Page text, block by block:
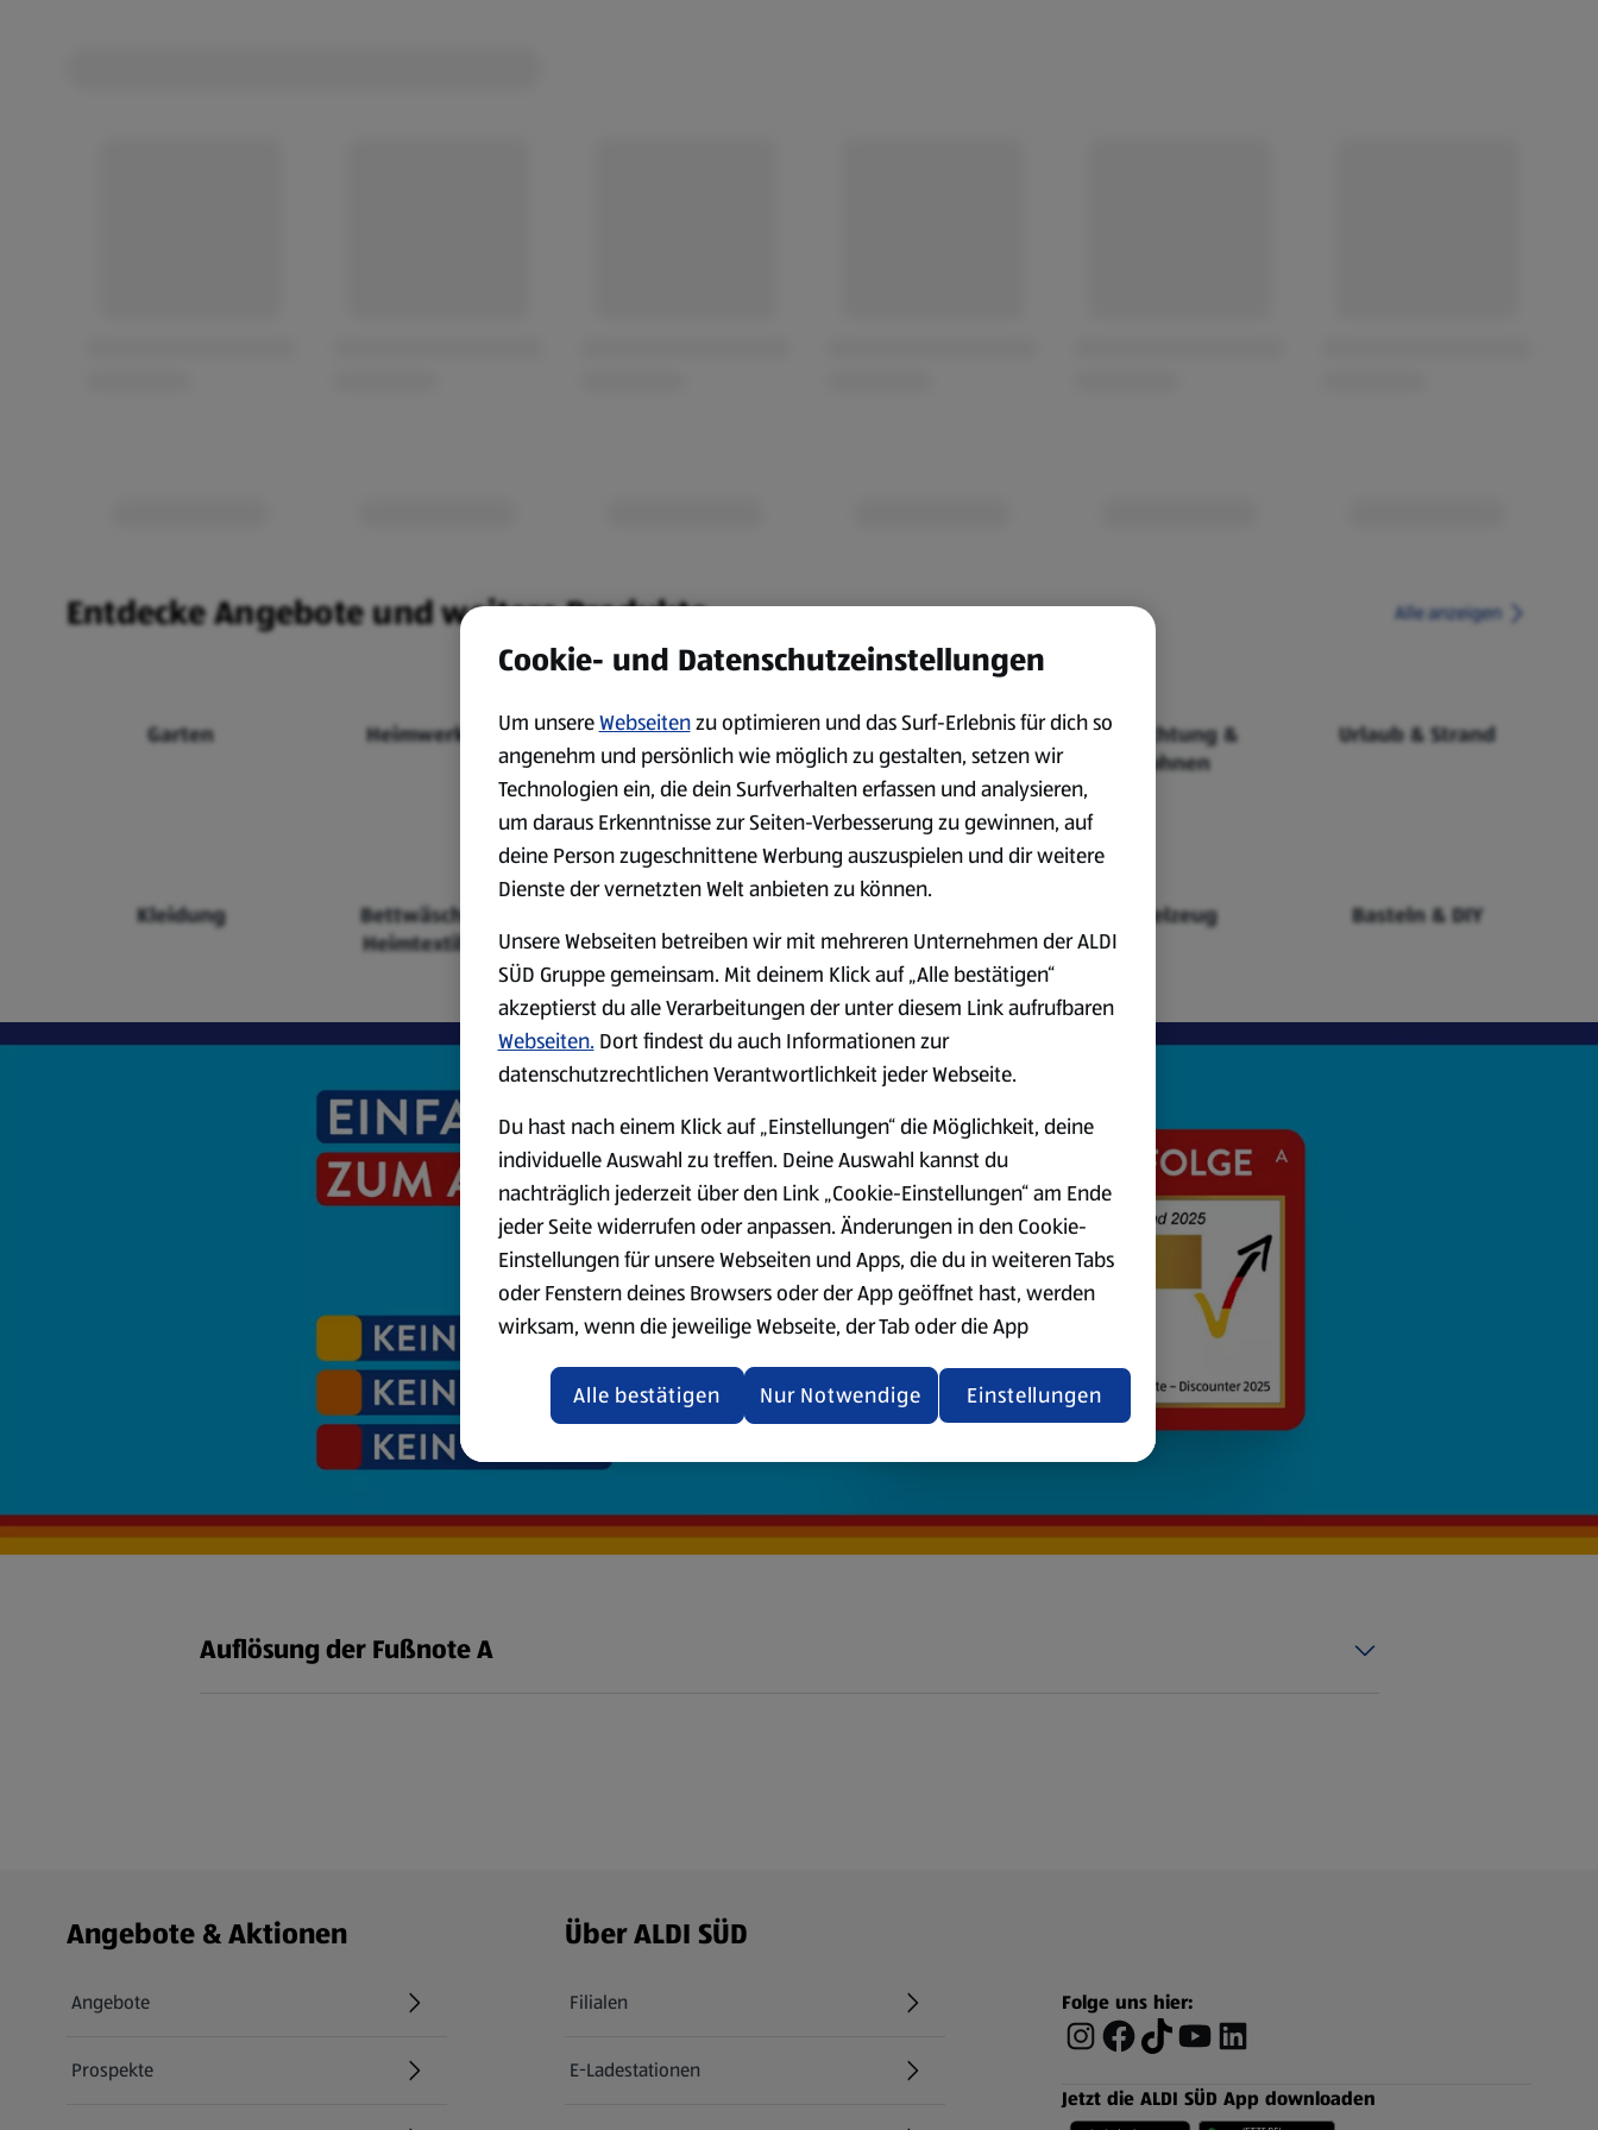
Entdecke Angebote und weitere Produkte. Alle anzeigen
Garten Heimwerken Camping Outdoor & Freizeit
Einrichtung &
Wohnen
Urlaub & Strand
Kleidung
Bettwäsche &
Heimtextilien
Spielzeug Basteln & DIY
Auflösung der Fußnote A
Fußzeilenmenü - weitere Links
Angebote & Aktionen
Angebote
Prospekte
Über ALDI SÜD
Filialen
E-Ladestationen
Folge uns hier:
Jetzt die ALDI SÜD App downloaden
Cookie- und Datenschutzeinstellungen
Um unsereWebseitenzu optimieren und das Surf-Erlebnis für dich so
angenehm und persönlich wie möglich zu gestalten, setzen wir
Technologien ein, die dein Surfverhalten erfassen und analysieren,
um daraus Erkenntnisse zur Seiten-Verbesserung zu gewinnen, auf
deine Person zugeschnittene Werbung auszuspielen und dir weitere
Dienste der vernetzten Welt anbieten zu können.
Unsere Webseiten betreiben wir mit mehreren Unternehmen der ALDI
SÜD Gruppe gemeinsam. Mit deinem Klick auf „Alle bestätigen“
akzeptierst du alle Verarbeitungen der unter diesem Link aufrufbaren
Webseiten. Dort findest du auch Informationen zur
datenschutzrechtlichen Verantwortlichkeit jeder Webseite.
Du hast nach einem Klick auf „Einstellungen“ die Möglichkeit, deine
individuelle Auswahl zu treffen. Deine Auswahl kannst du
nachträglich jederzeit über den Link „Cookie-Einstellungen“ am Ende
jeder Seite widerrufen oder anpassen. Änderungen in den Cookie-
Einstellungen für unsere Webseiten und Apps, die du in weiteren Tabs
oder Fenstern deines Browsers oder der App geöffnet hast, werden
wirksam, wenn die jeweilige Webseite, der Tab oder die App
aktualisiert oder geschlossen und anschließend wieder geöffnet
Datenschutzerklärung zur Verfügung.
Übersicht der Webseitenbetreiber und Datenschutzerklärungen
Einstellungen
Nur Notwendige
Alle bestätigen